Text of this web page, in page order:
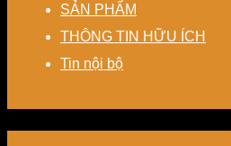
máy
nâng
thành
chi
phí
sản
–
Giải
pháp
tiết
kiệm
lượng
SẢN PHẨM
THÔNG TIN HỮU ÍCH
Tin nội bộ